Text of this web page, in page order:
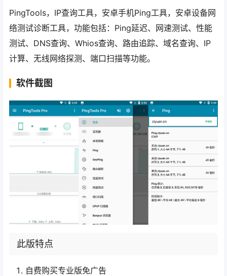
PingTools，IP查询工具，安卓手机Ping工具，安卓设备网
络测试诊断工具，功能包括：Ping延迟、网速测试、性能
测试、DNS查询、Whios查询、路由追踪、域名查询、IP
计算、无线网络探测、端口扫描等功能。
软件截图
此版特点
自费购买专业版免广告